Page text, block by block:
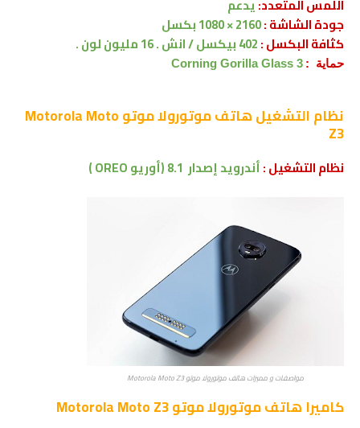
اللمس المتعدد:يدعم
جودة الشاشة :2160 × 1080 بكسل
كثافة البكسل :402 بيكسل / انش . 16 مليون لون .
حماية : Corning Gorilla Glass 3
نظام التشغيل هاتف موتورولا موتو Motorola Moto
Z3
نظام التشغيل :أندرويد إصدار
مواصفات و مميزات هاتف موتورولا موتو Motorola Moto Z3
كاميرا هاتف موتورولا موتو Motorola Moto Z3